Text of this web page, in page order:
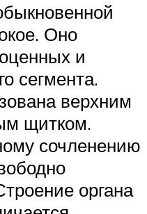
Оно
и
сегмента.
верхним
щитком.
сочленению
органа